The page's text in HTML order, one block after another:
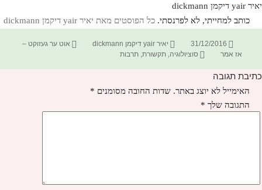
יאיר yair דיקמן dickmann
כותב למחייתי, לא לפרנסתי. כל הפוסטים מאת יאיר yair דיקמן dickmann‏
פורסם
בתאריך
31/12/2016 מחבר
יאיר yair דיקמן dickmann קטגוריות
אוט ער געזוקט –
אז אמר
תגיות
סוציולוגיה,תקשורת,תרבות
כתיבת תגובה
האימייל לא יוצג באתר. שדות החובה מסומנים *
התגובה שלך *